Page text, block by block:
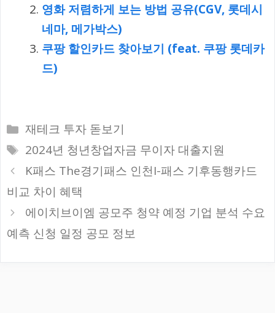
영화 저렴하게 보는 방법 공유(CGV, 롯데시
네마, 메가박스)
쿠팡 할인카드 찾아보기 (feat. 쿠팡 롯데카
드)
카
테
리
재테크 투자 돋보기
태
그
2024년 청년창업자금 무이자 대출지원
K패스 The경기패스 인천I-패스 기후동행카드
비교 차이 혜택
에이치브이엠 공모주 청약 예정 기업 분석 수요
예측 신청 일정 공모 정보